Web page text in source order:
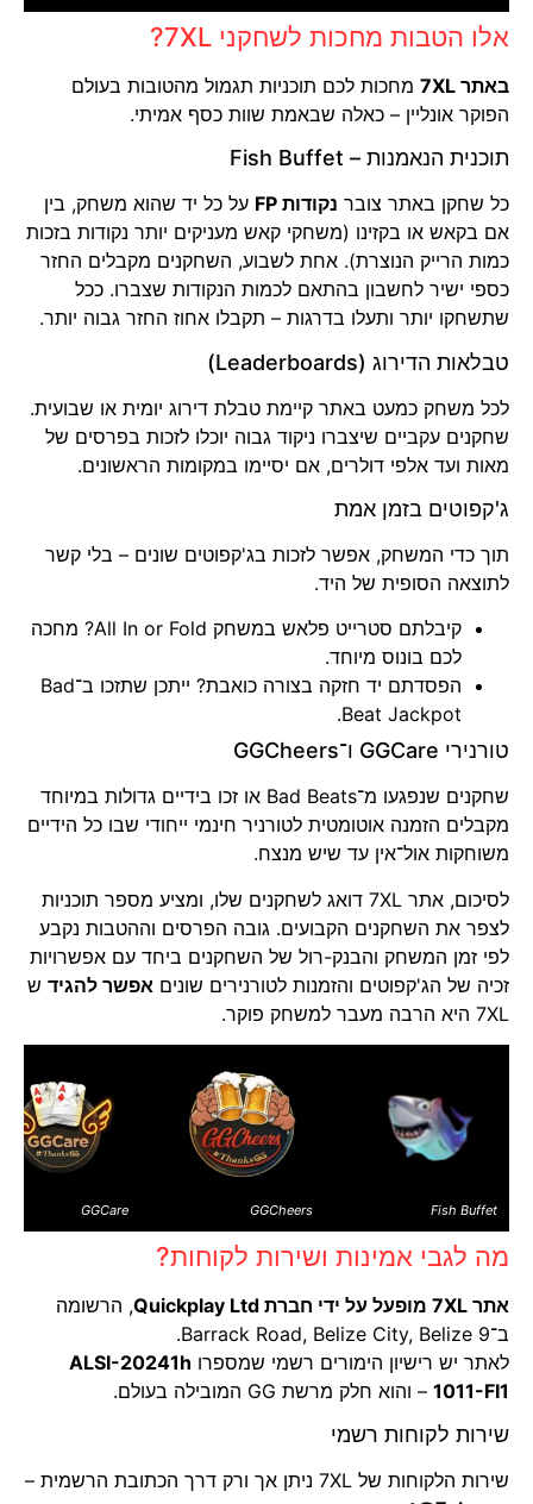
אלו הטבות מחכות לשחקני 7XL?
באתר 7XL
מחכות לכם תוכניות תגמול מהטובות בעולם
הפוקר אונליין – כאלה שבאמת שוות כסף אמיתי.
תוכנית הנאמנות – Fish Buffet
כל שחקן באתר צוברנקודות FP
על כל יד שהוא משחק, בין
אם בקאש או בקזינו (משחקי קאש מעניקים יותר נקודות בזכות
כמות הרייק הנוצרת). אחת לשבוע, השחקנים מקבלים החזר
כספי ישיר לחשבון בהתאם לכמות הנקודות שצברו. ככל
שתשחקו יותר ותעלו בדרגות – תקבלו אחוז החזר גבוה יותר.
טבלאות הדירוג (Leaderboards)
לכל משחק כמעט באתר קיימת טבלת דירוג יומית או שבועית.
שחקנים עקביים שיצברו ניקוד גבוה יוכלו לזכות בפרסים של
מאות ועד אלפי דולרים, אם יסיימו במקומות הראשונים.
ג'קפוטים בזמן אמת
תוך כדי המשחק, אפשר לזכות בג'קפוטים שונים – בלי קשר
לתוצאה הסופית של היד.
קיבלתם סטרייט פלאש במשחק All In or Fold? מחכה
לכם בונוס מיוחד.
הפסדתם יד חזקה בצורה כואבת? ייתכן שתזכו ב־Bad
Beat Jackpot.
טורנירי GGCare ו־GGCheers
שחקנים שנפגעו מ־Bad Beats או זכו בידיים גדולות במיוחד
מקבלים הזמנה אוטומטית לטורניר חינמי ייחודי שבו כל הידיים
משוחקות אול־אין עד שיש מנצח.
לסיכום, אתר 7XL דואג לשחקנים שלו, ומציע מספר תוכניות
לצפר את השחקנים הקבועים. גובה הפרסים וההטבות נקבע
לפי זמן המשחק והבנק-רול של השחקנים ביחד עם אפשרויות
זכיה של הג'קפוטים והזמנות לטורנירים שוניםאפשר להגידש
7XL היא הרבה מעבר למשחק פוקר.
Fish Buffet
GGCheers
GGCare
מה לגבי אמינות ושירות לקוחות?
אתר 7XL מופעל על ידי חברת Quickplay Ltd
, הרשומה
ב־9 Barrack Road, Belize City, Belize.
לאתר יש רישיון הימורים רשמי שמספרוALSI-20241h
1011-FI1– והוא חלק מרשת GG המובילה בעולם.
שירות לקוחות רשמי
שירות הלקוחות של 7XL ניתן אך ורק דרך הכתובת הרשמית –